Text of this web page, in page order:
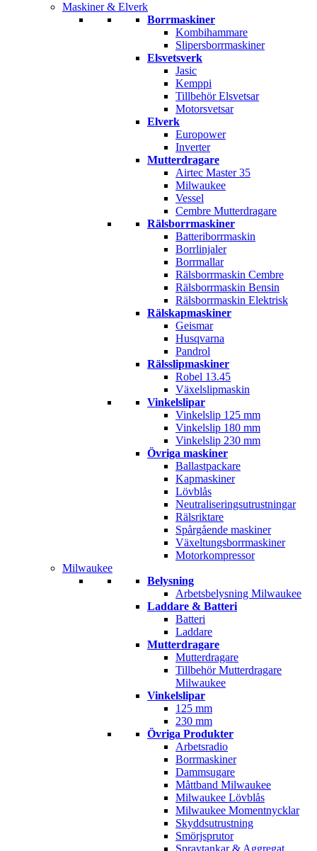
Maskiner & Elverk
Borrmaskiner
Kombihammare
Slipersborrmaskiner
Elsvetsverk
Jasic
Kemppi
Tillbehör Elsvetsar
Motorsvetsar
Elverk
Europower
Inverter
Mutterdragare
Airtec Master 35
Milwaukee
Vessel
Cembre Mutterdragare
Rälsborrmaskiner
Batteriborrmaskin
Borrlinjaler
Borrmallar
Rälsborrmaskin Cembre
Rälsborrmaskin Bensin
Rälsborrmaskin Elektrisk
Rälskapmaskiner
Geismar
Husqvarna
Pandrol
Rälsslipmaskiner
Robel 13.45
Växelslipmaskin
Vinkelslipar
Vinkelslip 125 mm
Vinkelslip 180 mm
Vinkelslip 230 mm
Övriga maskiner
Ballastpackare
Kapmaskiner
Lövblås
Neutraliseringsutrustningar
Rälsriktare
Spårgående maskiner
Växeltungsborrmaskiner
Motorkompressor
Milwaukee
Belysning
Arbetsbelysning Milwaukee
Laddare & Batteri
Batteri
Laddare
Mutterdragare
Mutterdragare
Tillbehör Mutterdragare
Milwaukee
Vinkelslipar
125 mm
230 mm
Övriga Produkter
Arbetsradio
Borrmaskiner
Dammsugare
Måttband Milwaukee
Milwaukee Lövblås
Milwaukee Momentnycklar
Skyddsutrustning
Smörjsprutor